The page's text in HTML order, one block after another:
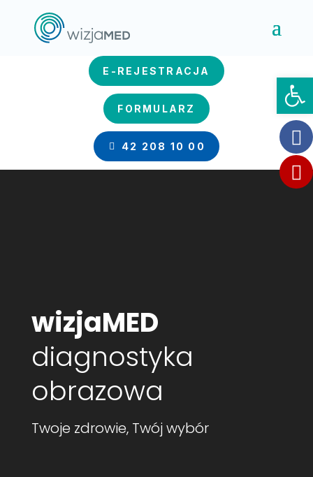
E-REJESTRACJA
FORMULARZ
42 208 10 00
wizjaMED
diagnostyka
obrazowa
Twoje zdrowie, Twój wybór